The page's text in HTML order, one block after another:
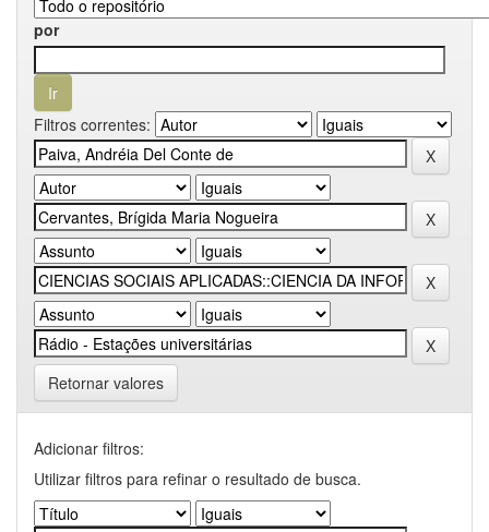
por
Filtros correntes:
Retornar valores
Adicionar filtros:
Utilizar filtros para refinar o resultado de busca.